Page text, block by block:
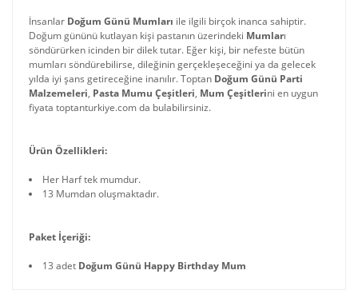
İnsanlar Doğum Günü Mumları ile ilgili birçok inanca sahiptir.
Doğum gününü kutlayan kişi pastanın üzerindeki Mumları
söndürürken icinden bir dilek tutar. Eğer kişi, bir nefeste bütün
mumları söndürebilirse, dileğinin gerçekleşeceğini ya da gelecek
yılda iyi şans getireceğine inanılır. Toptan Doğum Günü Parti
Malzemeleri, Pasta Mumu Çeşitleri, Mum Çeşitlerini en uygun
fiyata toptanturkiye.com da bulabilirsiniz.
Ürün Özellikleri:
Her Harf tek mumdur.
13 Mumdan oluşmaktadır.
Paket İçeriği:
13 adet Doğum Günü Happy Birthday Mum